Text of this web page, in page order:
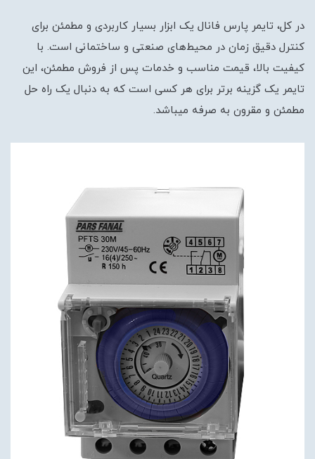
در کل، تایمر پارس فانال یک ابزار بسیار کاربردی و مطمئن برای
کنترل دقیق زمان در محیط‌های صنعتی و ساختمانی است. با
کیفیت بالا، قیمت مناسب و خدمات پس از فروش مطمئن، این
تایمر یک گزینه برتر برای هر کسی است که به دنبال یک راه حل
مطمئن و مقرون به صرفه میباشد.